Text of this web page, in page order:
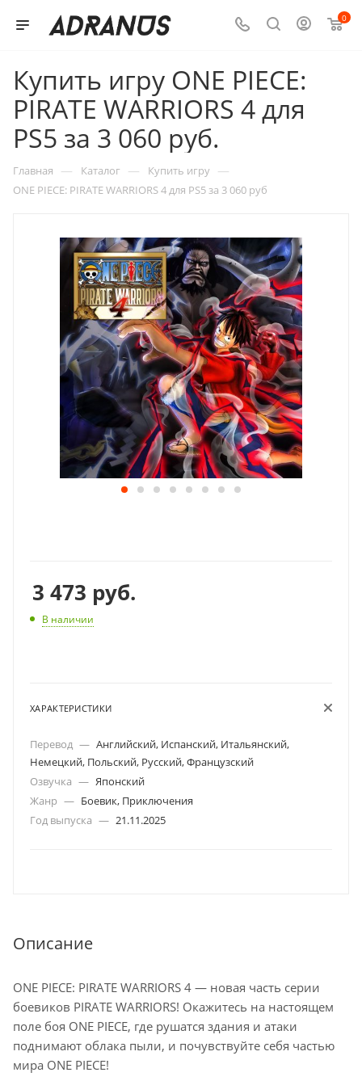
0
Купить игру ONE PIECE:
PIRATE WARRIORS 4 для
PS5 за 3 060 руб.
Главная — Каталог — Купить игру —
ONE PIECE: PIRATE WARRIORS 4 для PS5 за 3 060 руб
3 473 руб.
В наличии
ХАРАКТЕРИСТИКИ
Перевод — Английский, Испанский, Итальянский,
Немецкий, Польский, Русский, Французский
Озвучка — Японский
Жанр — Боевик, Приключения
Год выпуска — 21.11.2025
Описание
ONE PIECE: PIRATE WARRIORS 4 — новая часть серии
боевиков PIRATE WARRIORS! Окажитесь на настоящем
поле боя ONE PIECE, где рушатся здания и атаки
поднимают облака пыли, и почувствуйте себя частью
мира ONE PIECE!